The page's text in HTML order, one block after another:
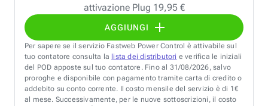
attivazione Plug 19,95 €
AGGIUNGI
Per sapere se il servizio Fastweb Power Control è attivabile sul
tuo contatore consulta la lista dei distributori e verifica le iniziali
del POD apposte sul tuo contatore. Fino al 31/08/2026, salvo
proroghe e disponibile con pagamento tramite carta di credito o
addebito su conto corrente. Il costo mensile del servizio è di 1€
al mese. Successivamente, per le nuove sottoscrizioni, il costo